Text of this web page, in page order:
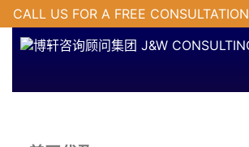
CALL US FOR A FREE